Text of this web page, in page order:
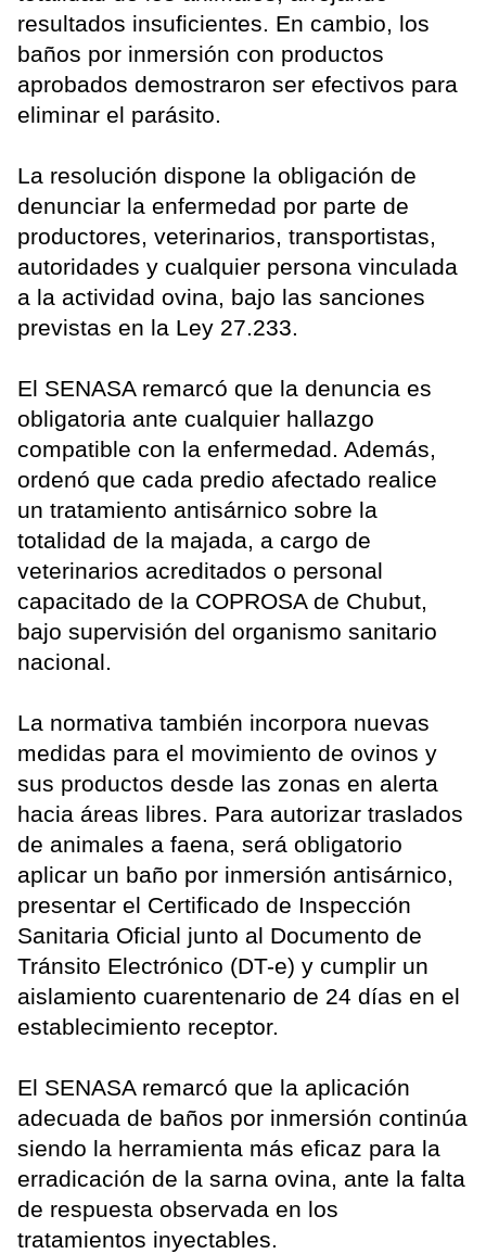
resultados insuficientes. En cambio, los
baños por inmersión con productos
aprobados demostraron ser efectivos para
eliminar el parásito.
La resolución dispone la obligación de
denunciar la enfermedad por parte de
productores, veterinarios, transportistas,
autoridades y cualquier persona vinculada
a la actividad ovina, bajo las sanciones
previstas en la Ley 27.233.
El SENASA remarcó que la denuncia es
obligatoria ante cualquier hallazgo
compatible con la enfermedad. Además,
ordenó que cada predio afectado realice
un tratamiento antisárnico sobre la
totalidad de la majada, a cargo de
veterinarios acreditados o personal
capacitado de la COPROSA de Chubut,
bajo supervisión del organismo sanitario
nacional.
La normativa también incorpora nuevas
medidas para el movimiento de ovinos y
sus productos desde las zonas en alerta
hacia áreas libres. Para autorizar traslados
de animales a faena, será obligatorio
aplicar un baño por inmersión antisárnico,
presentar el Certificado de Inspección
Sanitaria Oficial junto al Documento de
Tránsito Electrónico (DT-e) y cumplir un
aislamiento cuarentenario de 24 días en el
establecimiento receptor.
El SENASA remarcó que la aplicación
adecuada de baños por inmersión continúa
siendo la herramienta más eficaz para la
erradicación de la sarna ovina, ante la falta
de respuesta observada en los
tratamientos inyectables.